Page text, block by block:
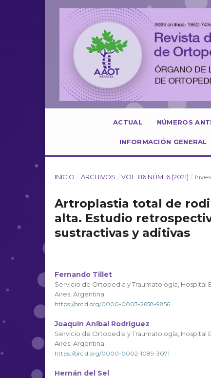
ACTUAL NÚMEROS
INFORMACIÓN GENERAL
INICIO / ARCHIVOS / VOL. 86 NÚM. 6 (2021) /
Artroplastia total de
alta. Estudio
sustractivas y aditivas
Fernando Tillet
Servicio de Ortopedia y Traumatología, Hospital
Aires, Argentina
https://orcid.org/0000-0003-2658-9856
Joaquín Aníbal Rodríguez
Servicio de Ortopedia y Traumatología, Hospital
Aires, Argentina
https://orcid.org/0000-0002-1089-3071
Hernán del Sel